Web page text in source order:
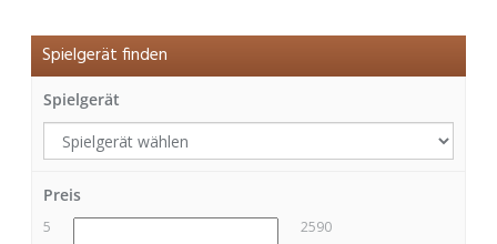
Spielgerät finden
Spielgerät
Preis
5 2590